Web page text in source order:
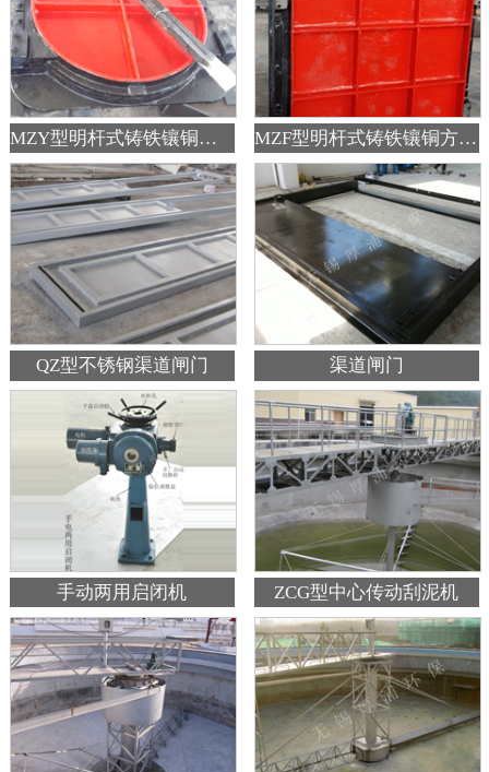
MZY型明杆式铸铁镶铜圆闸门 MZF型明杆式铸铁镶铜方闸门
QZ型不锈钢渠道闸门 渠道闸门
手动两用启闭机 ZCG型中心传动刮泥机